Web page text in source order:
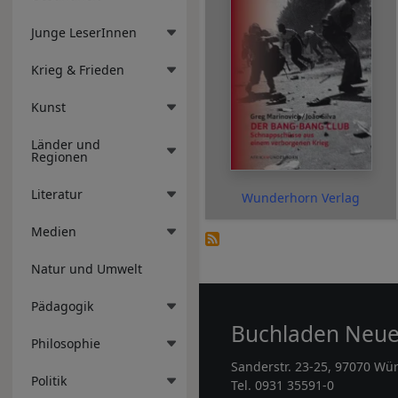
Junge LeserInnen
Krieg & Frieden
Kunst
Länder und
Regionen
Literatur
Medien
Natur und Umwelt
Pädagogik
Philosophie
Politik
Wunderhorn Verlag
Buchladen
Sanderstr. 23-25, 97070
Tel. 0931 35591-0